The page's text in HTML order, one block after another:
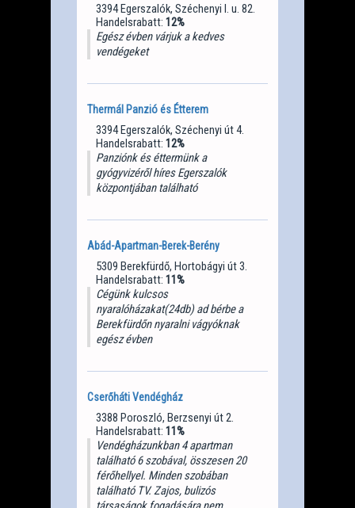
3394 Egerszalók, Széchenyi I. u. 82.
Handelsrabatt: 12%
Egész évben várjuk a kedves
vendégeket
Thermál Panzió és Étterem
3394 Egerszalók, Széchenyi út 4.
Handelsrabatt: 12%
Panziónk és éttermünk a
gyógyvizéről híres Egerszalók
központjában található
Abád-Apartman-Berek-Berény
5309 Berekfürdő, Hortobágyi út 3.
Handelsrabatt: 11%
Cégünk kulcsos
nyaralóházakat(24db) ad bérbe a
Berekfürdőn nyaralni vágyóknak
egész évben
Cserőháti Vendégház
3388 Poroszló, Berzsenyi út 2.
Handelsrabatt: 11%
Vendégházunkban 4 apartman
található 6 szobával, összesen 20
férőhellyel. Minden szobában
található TV. Zajos, bulizós